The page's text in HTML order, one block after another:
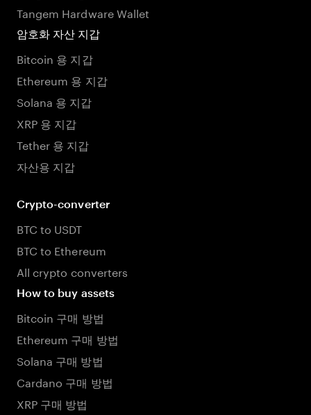
Tangem Hardware Wallet
암호화 자산 지갑
Bitcoin 용 지갑
Ethereum 용 지갑
Solana 용 지갑
XRP 용 지갑
Tether 용 지갑
자산용 지갑
Crypto-converter
BTC to USDT
BTC to Ethereum
All crypto converters
How to buy assets
Bitcoin 구매 방법
Ethereum 구매 방법
Solana 구매 방법
Cardano 구매 방법
XRP 구매 방법